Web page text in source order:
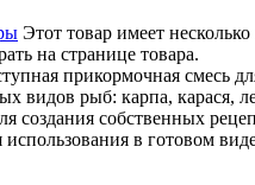
Этот товар имеет
на странице товара.
прикормочная смесь
видов рыб: карпа, карася,
создания собственных
в готовом